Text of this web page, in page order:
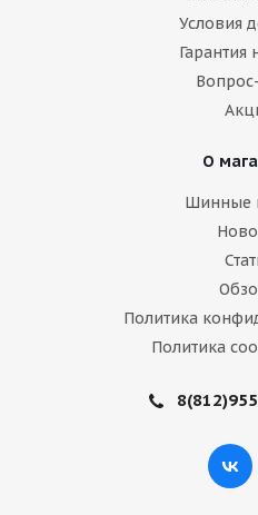
Bridgestone Blizzak LM001
Условия
Гарантия
О
Шинные
Политика
Политика